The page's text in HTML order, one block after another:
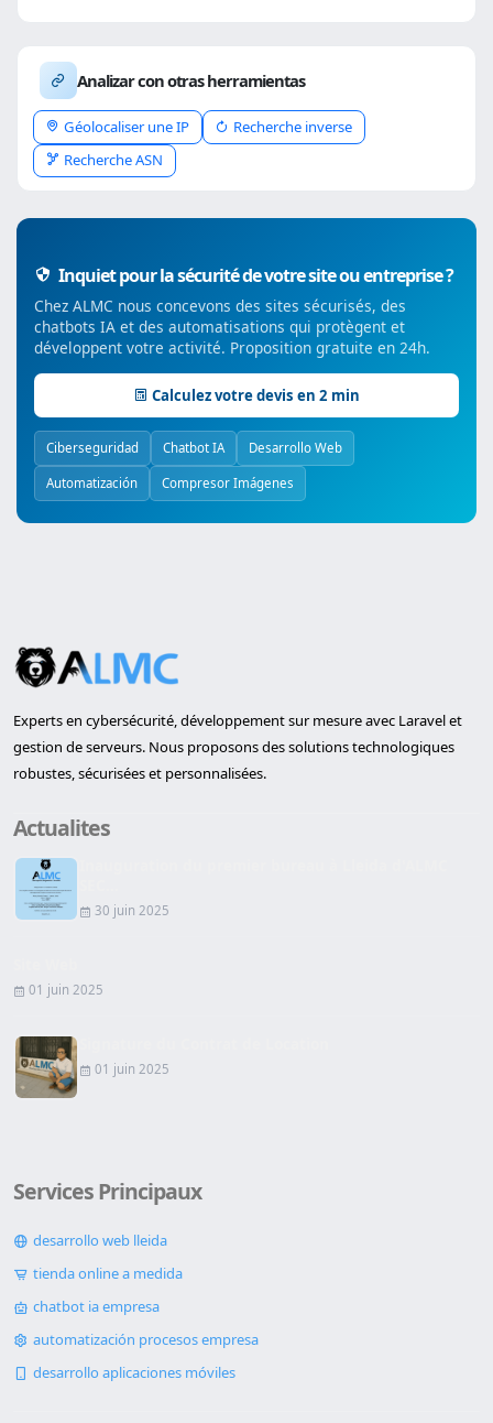
Analizar con otras herramientas
Géolocaliser une IP
Recherche inverse
Recherche ASN
Inquiet pour la sécurité de votre site ou entreprise ?
Chez ALMC nous concevons des sites sécurisés, des
chatbots IA et des automatisations qui protègent et
développent votre activité. Proposition gratuite en 24h.
Calculez votre devis en 2 min
Ciberseguridad Chatbot IA Desarrollo Web
Automatización Compresor Imágenes
Experts en cybersécurité, développement sur mesure avec Laravel et
gestion de serveurs. Nous proposons des solutions technologiques
robustes, sécurisées et personnalisées.
Actualites
30 juin 2025
01 juin 2025
01 juin 2025
Services Principaux
desarrollo web lleida
tienda online a medida
chatbot ia empresa
automatización procesos empresa
desarrollo aplicaciones móviles